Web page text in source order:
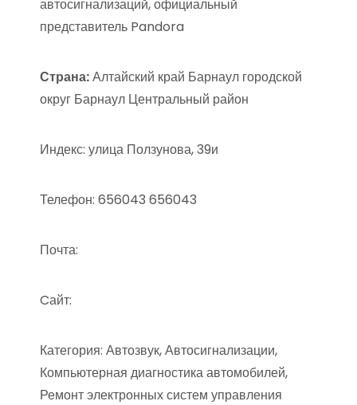
автосигнализаций, официальный
представитель Pandora
Страна:Алтайский край Барнаул городской
округ Барнаул Центральный район
Индекс: улица Ползунова, 39и
Телефон: 656043 656043
Почта:
Cайт:
Категория: Автозвук, Автосигнализации,
Компьютерная диагностика автомобилей,
Ремонт электронных систем управления